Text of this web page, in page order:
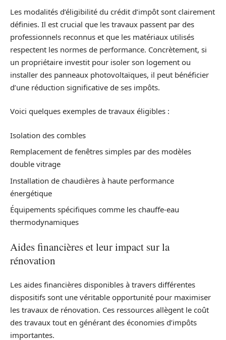
Les modalités d’éligibilité du crédit d’impôt sont clairement
définies. Il est crucial que les travaux passent par des
professionnels reconnus et que les matériaux utilisés
respectent les normes de performance. Concrètement, si
un propriétaire investit pour isoler son logement ou
installer des panneaux photovoltaïques, il peut bénéficier
d’une réduction significative de ses impôts.
Voici quelques exemples de travaux éligibles :
Isolation des combles
Remplacement de fenêtres simples par des modèles
double vitrage
Installation de chaudières à haute performance
énergétique
Équipements spécifiques comme les chauffe-eau
thermodynamiques
Aides financières et leur impact sur la
rénovation
Les aides financières disponibles à travers différentes
dispositifs sont une véritable opportunité pour maximiser
les travaux de rénovation. Ces ressources allègent le coût
des travaux tout en générant des économies d’impôts
importantes.